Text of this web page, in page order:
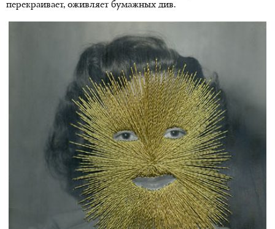
перекраивает, оживляет бумажных див.